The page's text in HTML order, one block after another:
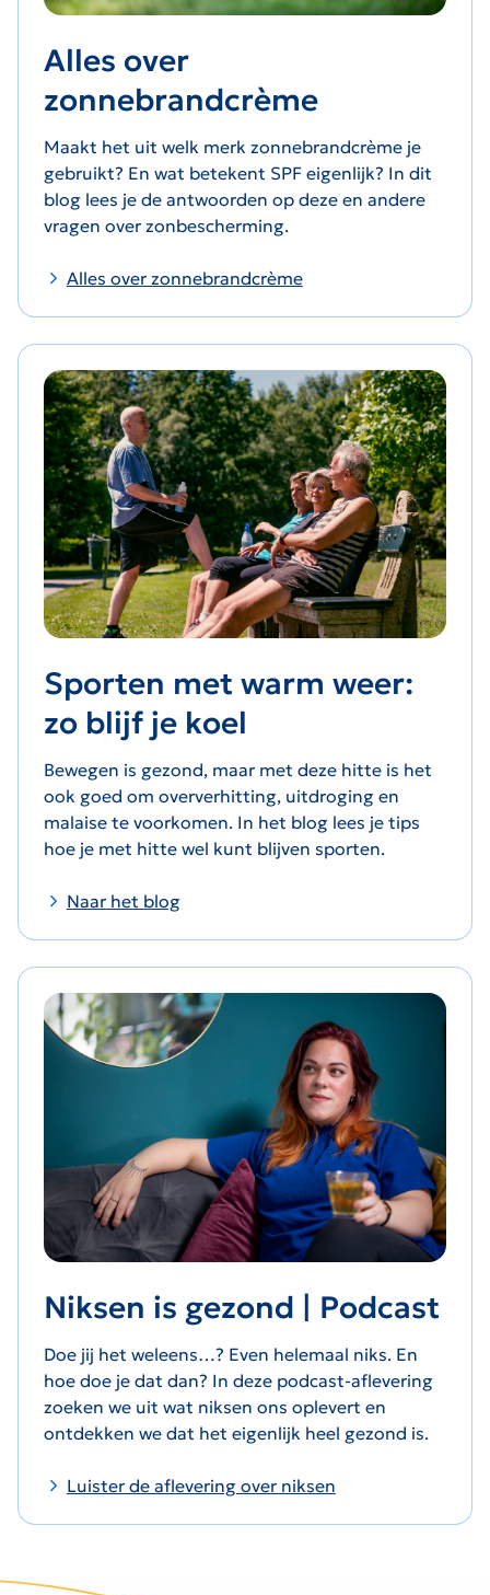
Alles over
zonnebrandcrème
Maakt het uit welk merk zonnebrandcrème je
gebruikt? En wat betekent SPF eigenlijk? In dit
blog lees je de antwoorden op deze en andere
vragen over zonbescherming.
Alles over zonnebrandcrème
Sporten met warm weer:
zo blijf je koel
Bewegen is gezond, maar met deze hitte is het
ook goed om oververhitting, uitdroging en
malaise te voorkomen. In het blog lees je tips
hoe je met hitte wel kunt blijven sporten.
Naar het blog
Niksen is gezond | Podcast
Doe jij het weleens…? Even helemaal niks. En
hoe doe je dat dan? In deze podcast-aflevering
zoeken we uit wat niksen ons oplevert en
ontdekken we dat het eigenlijk heel gezond is.
Luister de aflevering over niksen